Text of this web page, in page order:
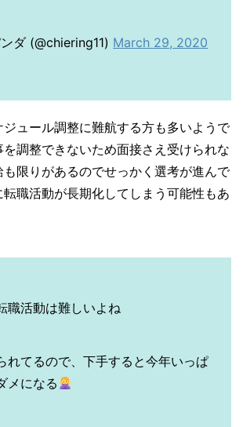
ダ (@chiering11) March 29, 2020
ュール調整に難航する方も多いようで
調整できないため面接さえ受けられな
限りがあるのでせっかく選考が進んで
転職活動が長期化してしまう可能性もあ
職活動は難しいよね
れてるので、下手すると今年いっぱ
メになる